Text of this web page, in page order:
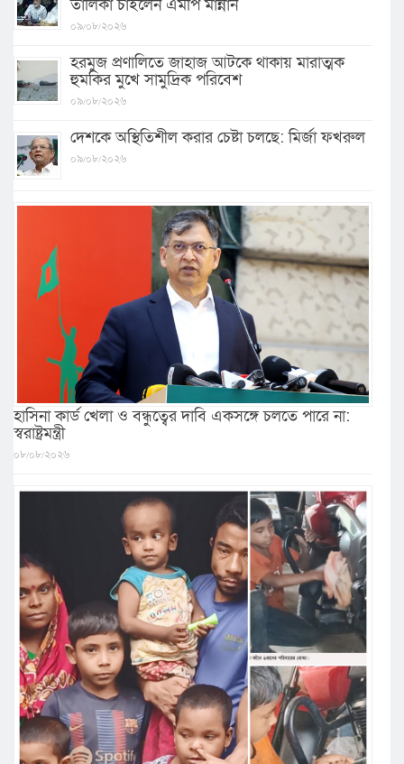
তালিকা চাইলেন এমপি মান্নান
০৯/০৮/২০২৬
হরমুজ প্রণালিতে জাহাজ আটকে থাকায় মারাত্মক
হুমকির মুখে সামুদ্রিক পরিবেশ
০৯/০৮/২০২৬
দেশকে অস্থিতিশীল করার চেষ্টা চলছে: মির্জা ফখরুল
০৯/০৮/২০২৬
হাসিনা কার্ড খেলা ও বন্ধুত্বের দাবি একসঙ্গে চলতে পারে না:
স্বরাষ্ট্রমন্ত্রী
০৮/০৮/২০২৬